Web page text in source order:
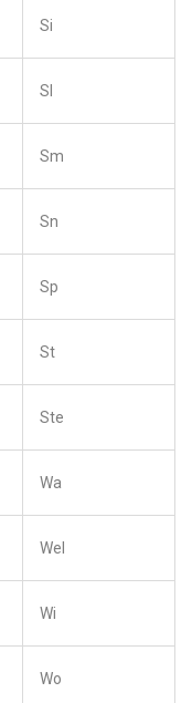
Si
Sl
Sm
Sn
Sp
St
Ste
Wa
Wel
Wi
Wo